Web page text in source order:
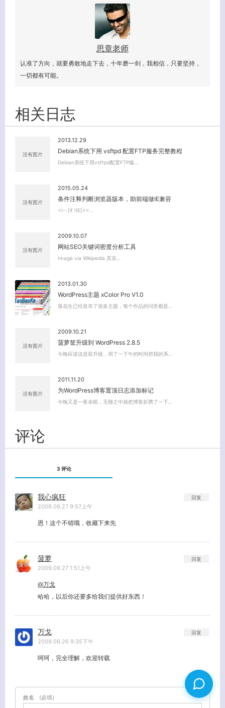
思章老师
认准了方向，就要勇敢地走下去，十年磨一剑，我相信，只要坚持，
一切都有可能。
相关日志
没有图片
2013.12.29
Debian系统下用 vsftpd 配置FTP服务完整教程
Debian系统下用vsftpd配置FTP服…
没有图片
2015.05.24
条件注释判断浏览器版本，助前端做IE兼容
<!--[if !IE]><…
没有图片
2009.10.07
网站SEO关键词密度分析工具
Image via Wikipedia 其实…
2013.01.30
WordPress主题 xColor Pro V1.0
落花生已经发布了很多主题，每个作品的问世都是…
没有图片
2009.10.21
菠萝筐升级到 WordPress 2.8.5
今晚应该说是双升级，用了一下午的时间把我的系…
没有图片
2011.11.20
为WordPress博客置顶日志添加标记
今晚又是一夜未眠，无聊之中就把博客折腾了一下…
评论
3 评论
我心疯狂
2009.09.27 9:57上午
恩！这个不错哦，收藏下来先
回复
菠萝
2009.09.27 1:51上午
@万戈
哈哈，以后你还要多给我们提供好东西！
回复
万戈
2009.09.26 9:35下午
呵呵，完全理解，欢迎转载
回复
姓名 (必填)
关闭弹窗